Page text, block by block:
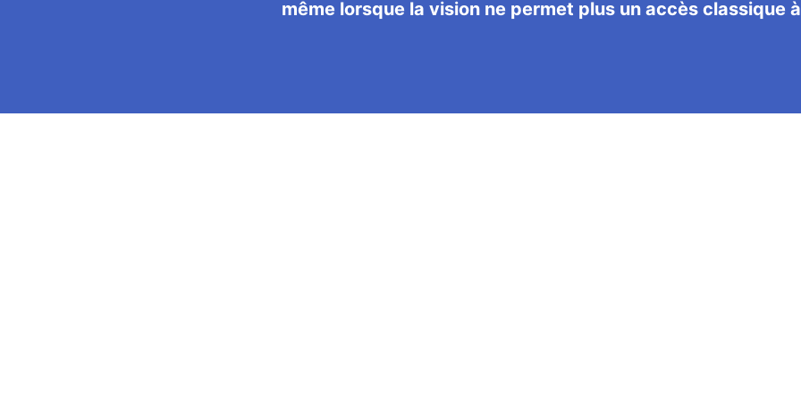
même lorsque la vision ne permet plus un accès classique